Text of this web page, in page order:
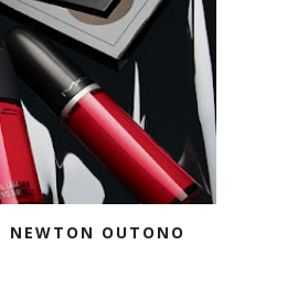
NEWTON OUTONO